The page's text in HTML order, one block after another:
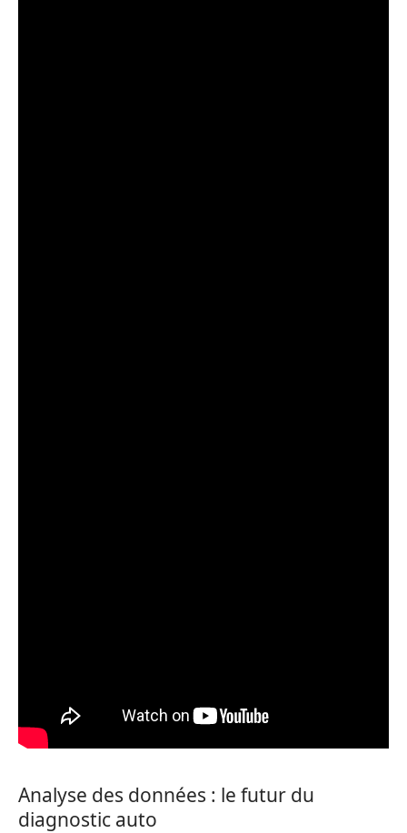
Analyse des données : le futur du
diagnostic auto